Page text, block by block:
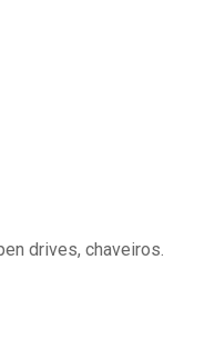
drives, chaveiros.